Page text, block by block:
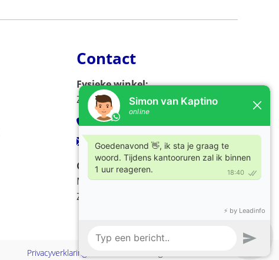
Contact
Fysieke winkel:
Zijlweg 53, 2013 DC Haarlem
023-5326966
verkoop@kaptino.nl
Openingstijden:
Ma - Vr / 09.00 - 17.00
Za / 10.00 - 17.00
Privacyverklaring